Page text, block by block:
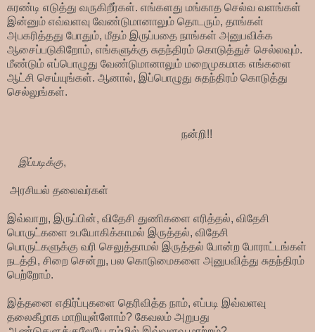
சுரண்டி எடுத்து வருகிறீர்கள். எங்களது மங்காத செல்வ வளங்கள்
இன்னும் எவ்வளவு வேண்டுமானாலும் தொடரும், தாங்கள்
அபகரித்தது போதும், மீதம் இருப்பதை நாங்கள் அனுபவிக்க
ஆசைப்படுகிறோம், எங்களுக்கு சுதந்திரம் கொடுத்துச் செல்லவும்.
மீண்டும் எப்பொழுது வேண்டுமானாலும் மறைமுகமாக எங்களை
ஆட்சி செய்யுங்கள். ஆனால், இப்பொழுது சுதந்திரம் கொடுத்து
செல்லுங்கள்.
நன்றி!!
இப்படிக்கு,
அரசியல் தலைவர்கள்
இவ்வாறு, இருப்பின், விதேசி துணிகளை எரித்தல், விதேசி
பொருட்களை உபயோகிக்காமல் இருத்தல், விதேசி
பொருட்களுக்கு வரி செலுத்தாமல் இருத்தல் போன்ற போராட்டங்கள்
நடத்தி, சிறை சென்று, பல கொடுமைகளை அனுபவித்து சுதந்திரம்
பெற்றோம்.
இத்தனை எதிர்ப்புகளை தெரிவித்த நாம், எப்படி இவ்வளவு
தலைகீழாக மாறியுள்ளோம்? கேவலம் அறுபது